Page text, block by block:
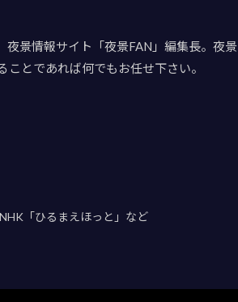
景情報サイト「夜景FAN」編集長。夜景
とであれば何でもお任せ下さい。
「ひるまえほっと」など